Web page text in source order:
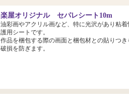
楽屋オリジナル セパレシート10m
油彩画やアクリル画など、特に光沢があり粘
護用シートです。
作品を梱包する際の画面と梱包材との貼りつ
破損を防ぎます。